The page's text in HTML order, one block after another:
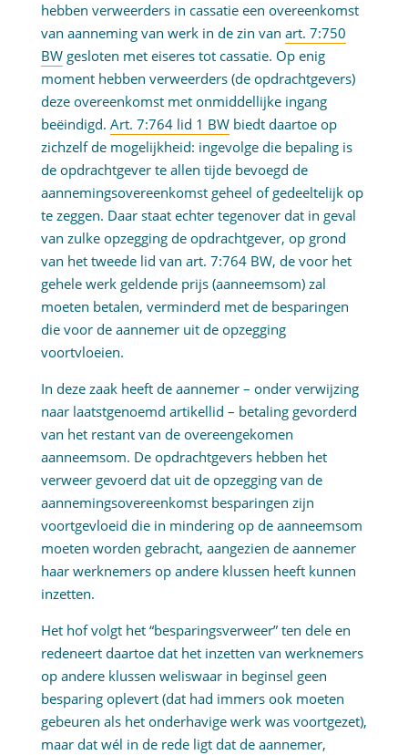
hebben verweerders in cassatie een overeenkomst
van aanneming van werk in de zin van art. 7:750
BWgesloten met eiseres tot cassatie. Op enig
moment hebben verweerders (de opdrachtgevers)
deze overeenkomst met onmiddellijke ingang
beëindigd. Art. 7:764 lid 1 BWbiedt daartoe op
zichzelf de mogelijkheid: ingevolge die bepaling is
de opdrachtgever te allen tijde bevoegd de
aannemingsovereenkomst geheel of gedeeltelijk op
te zeggen. Daar staat echter tegenover dat in geval
van zulke opzegging de opdrachtgever, op grond
van het tweede lid van art. 7:764 BW, de voor het
gehele werk geldende prijs (aanneemsom) zal
moeten betalen, verminderd met de besparingen
die voor de aannemer uit de opzegging
voortvloeien.
In deze zaak heeft de aannemer – onder verwijzing
naar laatstgenoemd artikellid – betaling gevorderd
van het restant van de overeengekomen
aanneemsom. De opdrachtgevers hebben het
verweer gevoerd dat uit de opzegging van de
aannemingsovereenkomst besparingen zijn
voortgevloeid die in mindering op de aanneemsom
moeten worden gebracht, aangezien de aannemer
haar werknemers op andere klussen heeft kunnen
inzetten.
Het hof volgt het “besparingsverweer” ten dele en
redeneert daartoe dat het inzetten van werknemers
op andere klussen weliswaar in beginsel geen
besparing oplevert (dat had immers ook moeten
gebeuren als het onderhavige werk was voortgezet),
maar dat wél in de rede ligt dat de aannemer,